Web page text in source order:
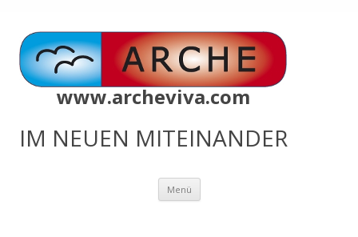
www.archeviva.com
IM NEUEN MITEINANDER
Menü Zum
springen